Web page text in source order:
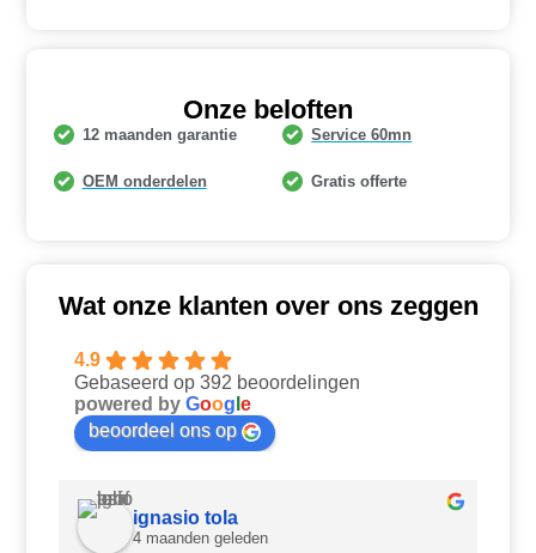
Onze beloften
12 maanden garantie Service 60mn
OEM onderdelen Gratis offerte
Wat onze klanten over ons zeggen
4.9
Gebaseerd op 392 beoordelingen
powered byGoog le
beoordeel ons op
ignasio tola
4 maanden geleden